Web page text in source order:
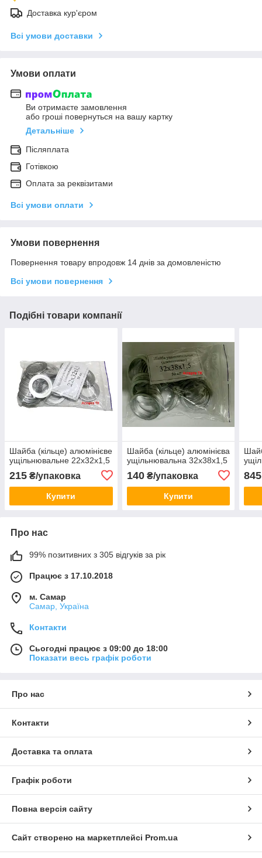
Доставка кур'єром
Всі умови доставки
Умови оплати
Ви отримаєте замовлення
або гроші повернуться на вашу картку
Детальніше
Післяплата
Готівкою
Оплата за реквізитами
Всі умови оплати
Умови повернення
Повернення товару впродовж 14 днів за домовленістю
Всі умови повернення
Подібні товари компанії
Шайба (кільце) алюмінієве
ущільнювальне 22х32х1,5
215 ₴/упаковка
Купити
Шайба (кільце) алюмінієва
ущільнювальна 32х38х1,5
140₴/упаковка
Купити
845
Про нас
99% позитивних з 305 відгуків за рік
Працює з 17.10.2018
м. Самар
Самар, Україна
Контакти
Сьогодні працює з 09:00 до 18:00
Показати весь графік роботи
Про нас
Контакти
Доставка та оплата
Графік роботи
Повна версія сайту
Сайт створено на маркетплейсі Prom.ua